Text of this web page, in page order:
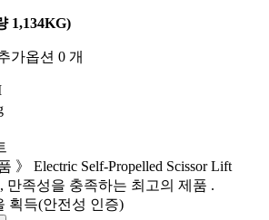
1,134KG)
가옵션 0 개
》 Electric Self-Propelled Scissor Lift
족성을 충족하는 최고의 제품 .
획득(안전성 인증)